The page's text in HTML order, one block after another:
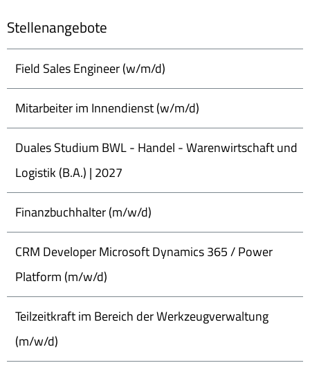
Stellenangebote
Field Sales Engineer (w/m/d)
Mitarbeiter im Innendienst (w/m/d)
Duales Studium BWL - Handel - Warenwirtschaft und
Logistik (B.A.) | 2027
Finanzbuchhalter (m/w/d)
CRM Developer Microsoft Dynamics 365 / Power
Platform (m/w/d)
Teilzeitkraft im Bereich der Werkzeugverwaltung
(m/w/d)